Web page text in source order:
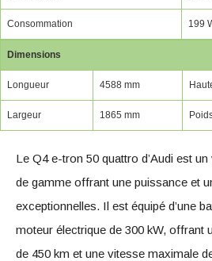
Consommation 199
Dimensions
Longueur 4588 mm
Largeur 1865 mm
Le Q4 e-tron 50 quattro d’Audi est
de gamme offrant une puissance et
exceptionnelles. Il est équipé d’une
moteur électrique de 300 kW, offrant
de 450 km et une vitesse maximale